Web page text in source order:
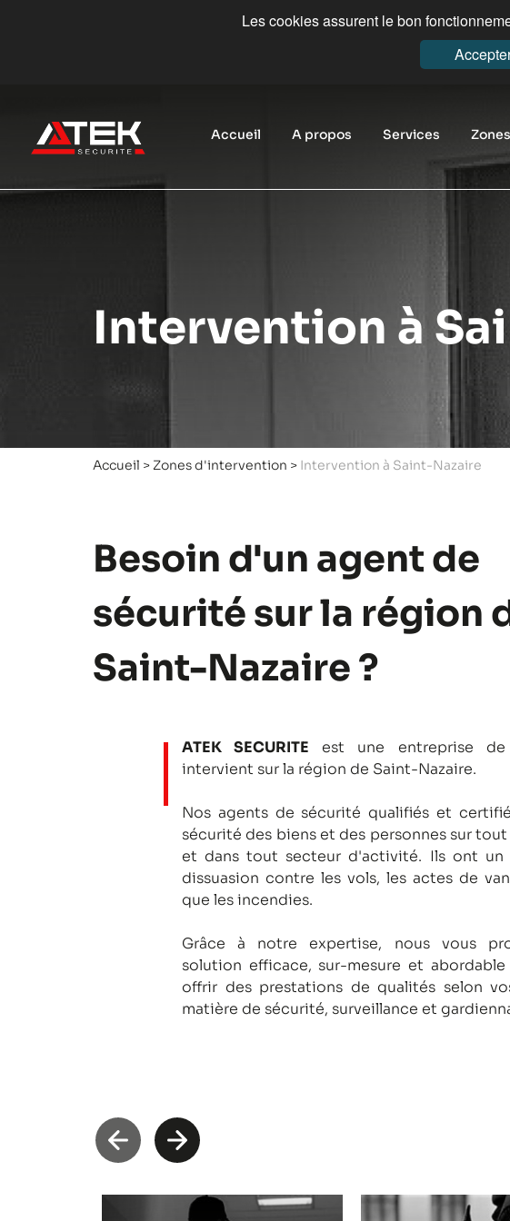
Les cookies assurent le bon
Accueil A propos Services
Intervention à
Accueil > Zones d'intervention > Intervention à Saint-Nazaire
Besoin d'un agent de
sécurité sur la région
Saint-Nazaire ?
ATEK SECURITE est une entreprise
intervient sur la région de Saint-Nazaire.
Nos agents de sécurité qualifiés et
sécurité des biens et des personnes sur
et dans tout secteur d'activité. Ils ont
dissuasion contre les vols, les actes de
que les incendies.
Grâce à notre expertise, nous vous
solution efficace, sur-mesure et
offrir des prestations de qualités selon
matière de sécurité, surveillance et